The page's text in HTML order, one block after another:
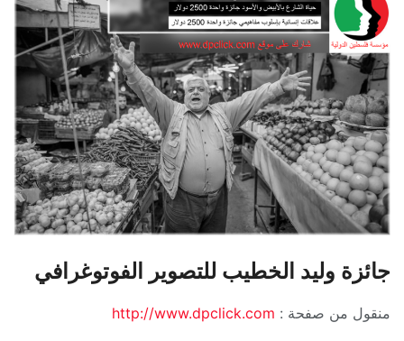
جائزة وليد الخطيب للتصوير الفوتوغرافي
منقول من صفحة : http://www.dpclick.com